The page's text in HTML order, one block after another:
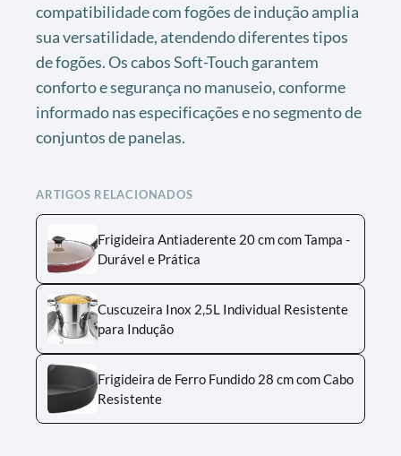
compatibilidade com fogões de indução amplia
sua versatilidade, atendendo diferentes tipos
de fogões. Os cabos Soft-Touch garantem
conforto e segurança no manuseio, conforme
informado nas especificações e no segmento de
conjuntos de panelas.
ARTIGOS RELACIONADOS
Frigideira Antiaderente 20 cm com Tampa -
Durável e Prática
Cuscuzeira Inox 2,5L Individual Resistente
para Indução
Frigideira de Ferro Fundido 28 cm com Cabo
Resistente